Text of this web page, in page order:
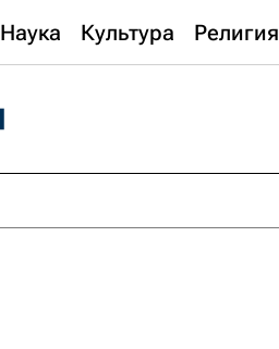
Наука Культура Религия